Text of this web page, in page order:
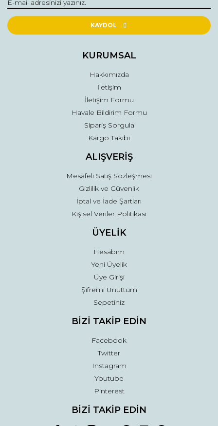
Ürün resmi kalitesiz, bozuk veya görüntülenemiyor.
Ürün açıklamasında eksik bilgiler bulunuyor.
Ürün fiyatı diğer sitelerden daha pahalı.
Gönder
KAYDOL
KURUMSAL
Hakkımızda
İletişim
İletişim Formu
Havale Bildirim Formu
Sipariş Sorgula
Kargo Takibi
ALIŞVERİŞ
Mesafeli Satış Sözleşmesi
Gizlilik ve Güvenlik
İptal ve İade Şartları
Kişisel Veriler Politikası
ÜYELİK
Hesabım
Yeni Üyelik
Üye Girişi
Şifremi Unuttum
Sepetiniz
BİZİ TAKİP EDİN
Facebook
Twitter
Instagram
Youtube
Pinterest
BİZİ TAKİP EDİN